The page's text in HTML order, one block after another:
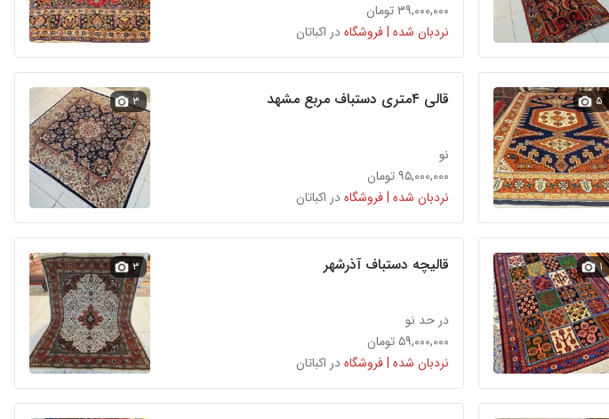
۳۹,۰۰۰,۰۰۰ تومان
نردبان شده | فروشگاهدر اکباتان
۵ قالی ۴متری دستباف مربع مشهد
نو
۹۵,۰۰۰,۰۰۰ تومان
نردبان شده | فروشگاهدر اکباتان
۳
۱ قالیچه دستباف آذرشهر
در حد نو
۵۹,۰۰۰,۰۰۰ تومان
نردبان شده | فروشگاهدر اکباتان
۳